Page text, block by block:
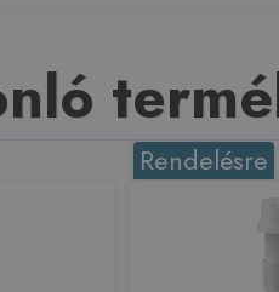
Rendelésre